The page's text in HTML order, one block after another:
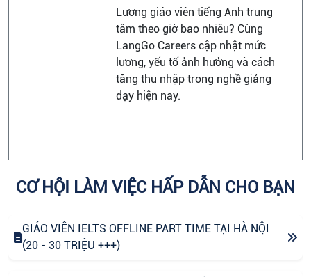
Lương giáo viên tiếng Anh trung
tâm theo giờ bao nhiêu? Cùng
LangGo Careers cập nhật mức
lương, yếu tố ảnh hưởng và cách
tăng thu nhập trong nghề giảng
dạy hiện nay.
CƠ HỘI LÀM VIỆC HẤP DẪN CHO BẠN
GIÁO VIÊN IELTS OFFLINE PART TIME TẠI HÀ NỘI
(20 - 30 TRIỆU +++)